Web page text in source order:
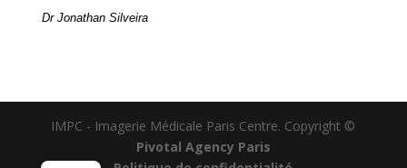
Dr Jonathan Silveira
IMPC - Imagerie Médicale Paris Centre. Copyright ©
Pivotal Agency Paris